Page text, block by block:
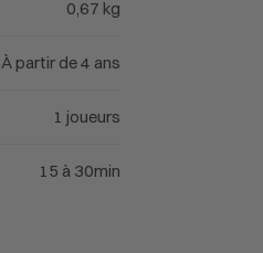
0,67 kg
À partir de 4 ans
1 joueurs
15 à 30min